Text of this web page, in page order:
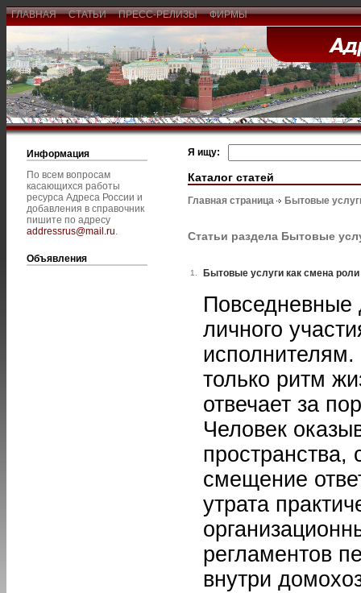
ГЛАВНАЯ СТАТЬИ ПРЕСС-РЕЛИЗЫ ФИРМЫ
Информация
По всем вопросам
касающихся работы
ресурса Адреса России и
добавления в справочник
пишите по адресу
addressrus@mail.ru.
Объявления
Я ищу:
Каталог статей
Главная страница Бытовые
Статьи раздела Бытовые
1. Бытовые услуги как смена
Повседневные
личного
только ритм
отвечает за
Человек
пространства,
смещение
утрата
регламентов
внутри